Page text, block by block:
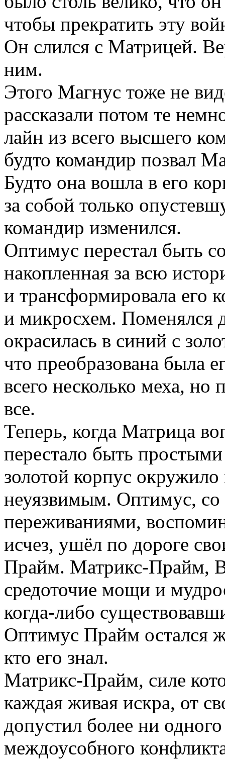
чтобы прекратить эту
Он слился с Матрицей.
ним.
Этого Магнус тоже не
рассказали потом те
лайн из всего высшего
будто командир позвал
Будто она вошла в его
за собой только
командир изменился.
Оптимус перестал быть
накопленная за всю
и трансформировала его
и микросхем. Поменялся
окрасилась в синий с
что преобразована была
всего несколько меха,
все.
Теперь, когда Матрица
перестало быть
золотой корпус
неуязвимым. Оптимус,
переживаниями,
исчез, ушёл по дороге
Прайм. Матрикс-Прайм,
средоточие мощи и
когда-либо
Оптимус Прайм остался
кто его знал.
Матрикс-Прайм, силе
каждая живая искра, от
допустил более ни
междоусобного